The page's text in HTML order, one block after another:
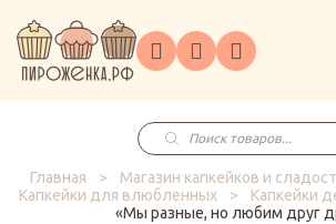
ГлавнаяКаталог
на
заказ
Праздники
Корпоративным
клиентам
Поиск
товаров
Главная
> Магазин капкейков и
Капкейки для влюбленных
> Капкейки
«Мы разные, но любим друг